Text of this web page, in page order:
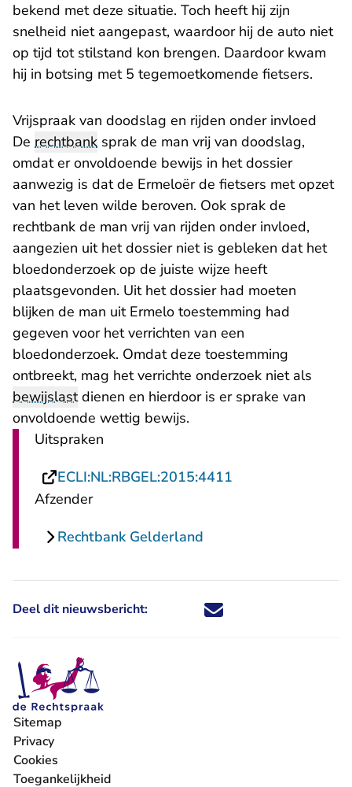
bekend met deze situatie. Toch heeft hij zijn
snelheid niet aangepast, waardoor hij de auto niet
op tijd tot stilstand kon brengen. Daardoor kwam
hij in botsing met 5 tegemoetkomende fietsers.
Vrijspraak van doodslag en rijden onder invloed
De rechtbank sprak de man vrij van doodslag,
omdat er onvoldoende bewijs in het dossier
aanwezig is dat de Ermeloër de fietsers met opzet
van het leven wilde beroven. Ook sprak de
rechtbank de man vrij van rijden onder invloed,
aangezien uit het dossier niet is gebleken dat het
bloedonderzoek op de juiste wijze heeft
plaatsgevonden. Uit het dossier had moeten
blijken de man uit Ermelo toestemming had
gegeven voor het verrichten van een
bloedonderzoek. Omdat deze toestemming
ontbreekt, mag het verrichte onderzoek niet als
bewijslastdienen en hierdoor is er sprake van
onvoldoende wettig bewijs.
Uitspraken
ECLI:NL:RBGEL:2015:4411
Afzender
Rechtbank Gelderland
Deel dit nieuwsbericht: Deel dit nieuwsbericht via X -
Deel dit nieuwsbericht via
Deel dit nieuwsbericht
Deel dit
Sitemap
Privacy
Cookies
Toegankelijkheid